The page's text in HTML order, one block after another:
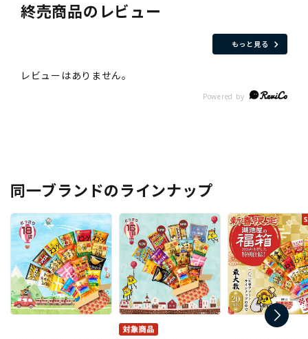
終売商品のレビュー
もっと見る
同一ブランドのラインナップ